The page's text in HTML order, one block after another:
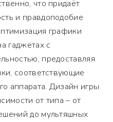
что придаёт
и правдоподобие
графики
гаджетах с
предоставляя
соответствующие
аппарата. Дизайн игры
от типа – от
до мультяшных